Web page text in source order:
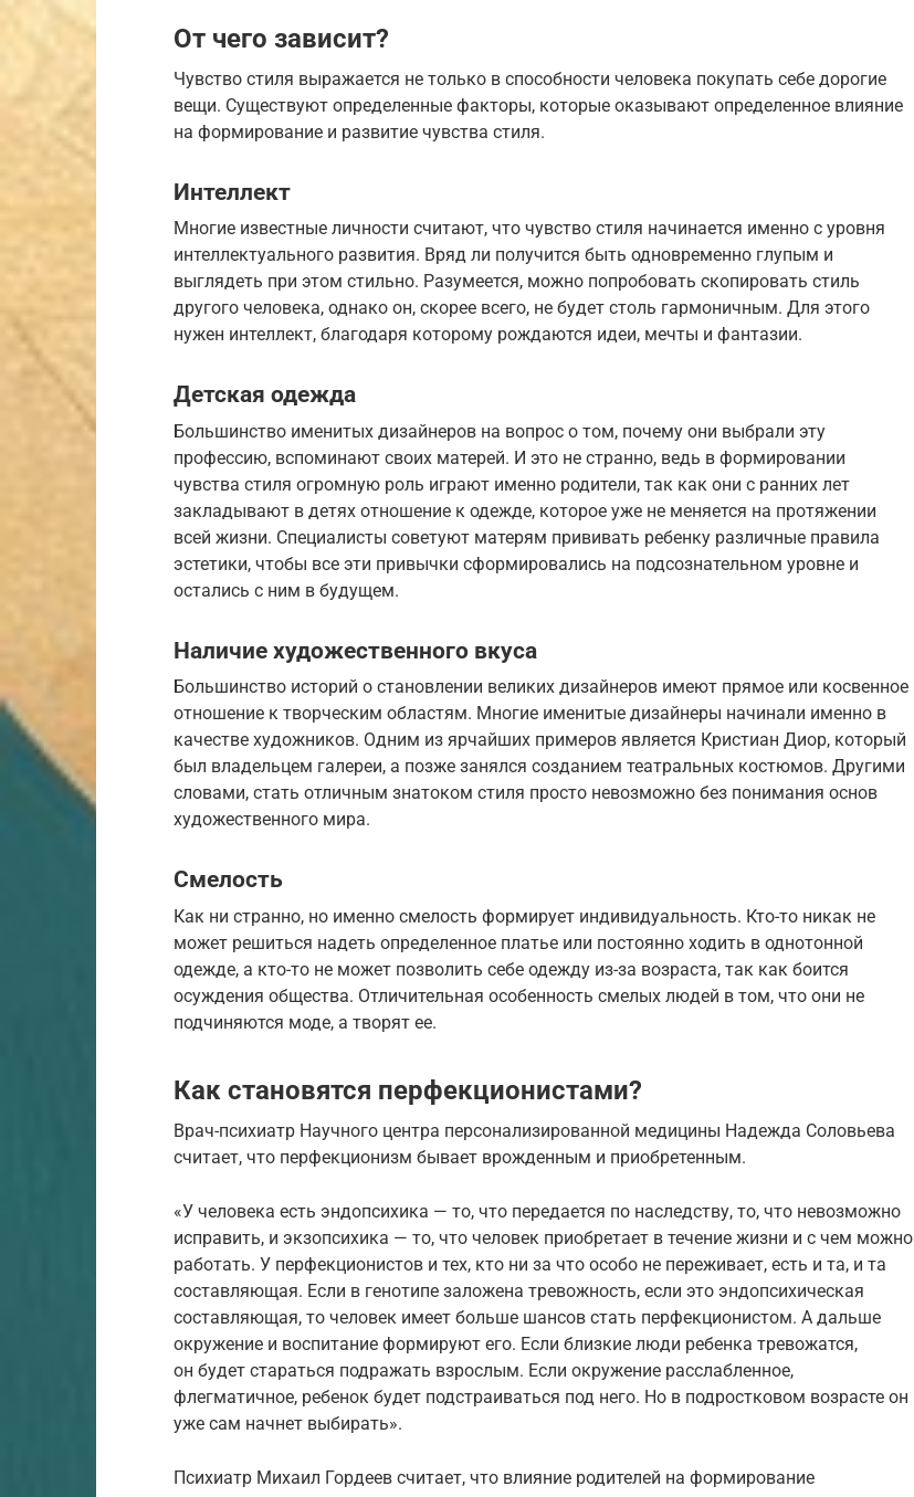
От чего зависит?
Чувство стиля выражается не только в способности человека покупать себе дорогие
вещи. Существуют определенные факторы, которые оказывают определенное влияние
на формирование и развитие чувства стиля.
Интеллект
Многие известные личности считают, что чувство стиля начинается именно с уровня
интеллектуального развития. Вряд ли получится быть одновременно глупым и
выглядеть при этом стильно. Разумеется, можно попробовать скопировать стиль
другого человека, однако он, скорее всего, не будет столь гармоничным. Для этого
нужен интеллект, благодаря которому рождаются идеи, мечты и фантазии.
Детская одежда
Большинство именитых дизайнеров на вопрос о том, почему они выбрали эту
профессию, вспоминают своих матерей. И это не странно, ведь в формировании
чувства стиля огромную роль играют именно родители, так как они с ранних лет
закладывают в детях отношение к одежде, которое уже не меняется на протяжении
всей жизни. Специалисты советуют матерям прививать ребенку различные правила
эстетики, чтобы все эти привычки сформировались на подсознательном уровне и
остались с ним в будущем.
Наличие художественного вкуса
Большинство историй о становлении великих дизайнеров имеют прямое или косвенное
отношение к творческим областям. Многие именитые дизайнеры начинали именно в
качестве художников. Одним из ярчайших примеров является Кристиан Диор, который
был владельцем галереи, а позже занялся созданием театральных костюмов. Другими
словами, стать отличным знатоком стиля просто невозможно без понимания основ
художественного мира.
Смелость
Как ни странно, но именно смелость формирует индивидуальность. Кто-то никак не
может решиться надеть определенное платье или постоянно ходить в однотонной
одежде, а кто-то не может позволить себе одежду из-за возраста, так как боится
осуждения общества. Отличительная особенность смелых людей в том, что они не
подчиняются моде, а творят ее.
Как становятся перфекционистами?
Врач-психиатр Научного центра персонализированной медицины Надежда Соловьева
считает, что перфекционизм бывает врожденным и приобретенным.
«У человека есть эндопсихика — то, что передается по наследству, то, что невозможно
исправить, и экзопсихика — то, что человек приобретает в течение жизни и с чем можно
работать. У перфекционистов и тех, кто ни за что особо не переживает, есть и та, и та
составляющая. Если в генотипе заложена тревожность, если это эндопсихическая
составляющая, то человек имеет больше шансов стать перфекционистом. А дальше
окружение и воспитание формируют его. Если близкие люди ребенка тревожатся,
он будет стараться подражать взрослым. Если окружение расслабленное,
флегматичное, ребенок будет подстраиваться под него. Но в подростковом возрасте он
уже сам начнет выбирать».
Психиатр Михаил Гордеев считает, что влияние родителей на формирование